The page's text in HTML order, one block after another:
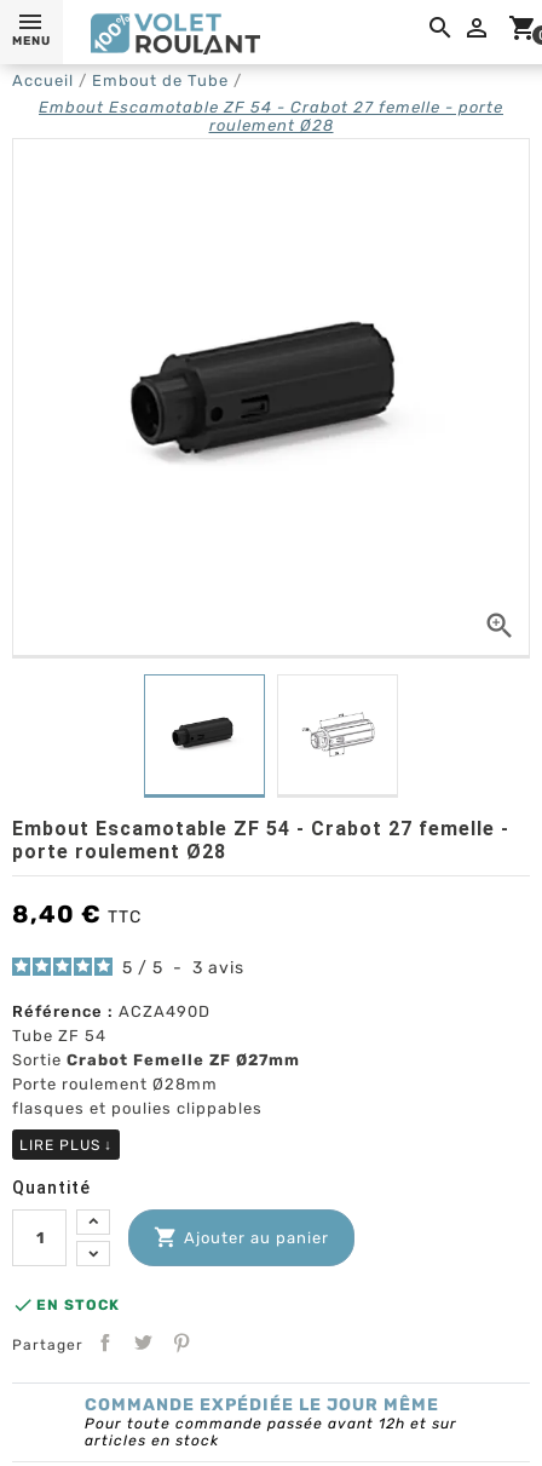
 shopping_cart
MENU
Accueil
Embout de Tube
Embout Escamotable ZF 54 - Crabot 27 femelle - porte
roulement Ø28

Embout Escamotable ZF 54 - Crabot 27 femelle -
porte roulement Ø28
8,40 € TTC
5 / 5 - 3 avis
Référence : ACZA490D
Tube ZF 54
Sortie Crabot Femelle ZF Ø27mm
Porte roulement Ø28mm
flasques et poulies clippables
LIRE PLUS ↓
Quantité
 Ajouter au panier
 EN STOCK
Partager
COMMANDE EXPÉDIÉE LE JOUR MÊME
Pour toute commande passée avant 12h et sur
articles en stock